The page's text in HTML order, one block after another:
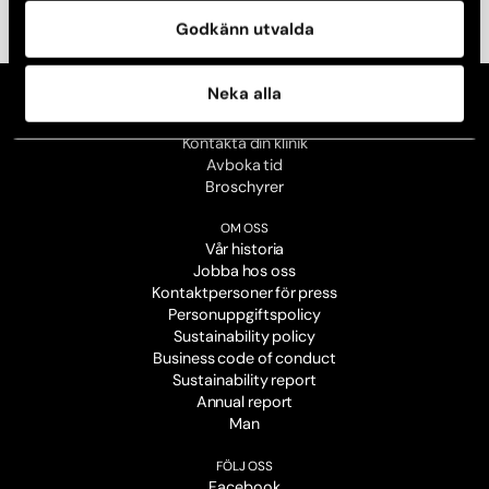
Godkänn utvalda
Neka alla
KONTAKT
Kontakta din klinik
Avboka tid
Broschyrer
OM OSS
Vår historia
Jobba hos oss
Kontaktpersoner för press
Personuppgiftspolicy
Sustainability policy
Business code of conduct
Sustainability report
Annual report
Man
FÖLJ OSS